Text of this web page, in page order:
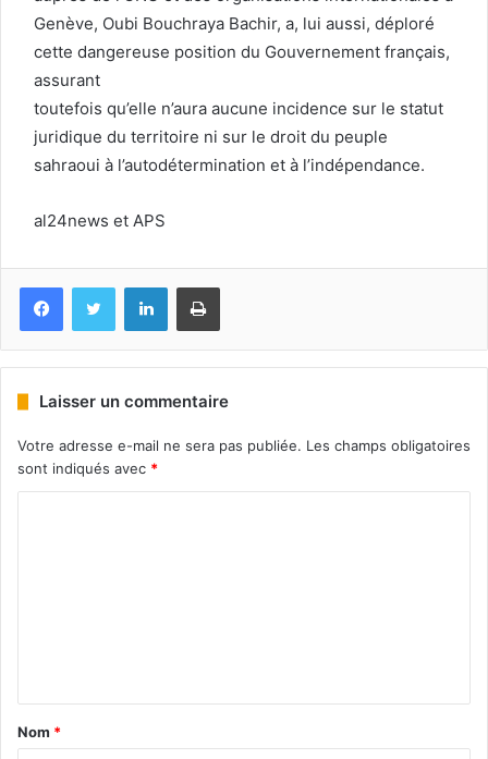
Genève, Oubi Bouchraya Bachir, a, lui aussi, déploré
cette dangereuse position du Gouvernement français,
assurant
toutefois qu’elle n’aura aucune incidence sur le statut
juridique du territoire ni sur le droit du peuple
sahraoui à l’autodétermination et à l’indépendance.
al24news et APS
FacebookTwitter LinkedinImprimer
Laisser un commentaire
Votre adresse e-mail ne sera pas publiée. Les champs obligatoires
sont indiqués avec *
Nom *